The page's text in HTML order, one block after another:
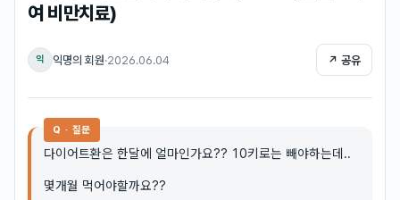
여 비만치료)
익 익명의 회원·2026.06.04 ↗ 공유
Q · 질문
다이어트환은 한달에 얼마인가요?? 10키로는 빼야하는데..
몇개월 먹어야할까요??